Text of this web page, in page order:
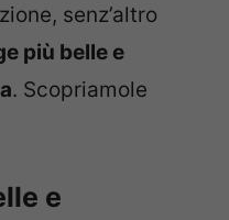
senz’altro
più belle e
. Scopriamole
e